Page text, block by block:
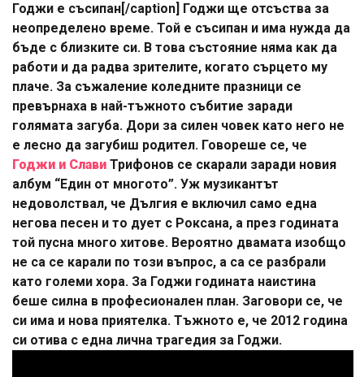
Годжи е съсипан[/caption] Годжи ще отсъства за
неопределено време. Той е съсипан и има нужда да
бъде с близките си. В това състояние няма как да
работи и да радва зрителите, когато сърцето му
плаче. За съжаление коледните празници се
превърнаха в най-тъжното събитие заради
голямата загуба. Дори за силен човек като него не
е лесно да загубиш родител. Говореше се, че
Годжи и Слави Трифонов се скарали заради новия
албум “Един от многото”. Уж музикантът
недоволствал, че Дългия е включил само една
негова песен и то дует с Роксана, а през годината
той пусна много хитове. Вероятно двамата изобщо
не са се карали по този въпрос, а са се разбрали
като големи хора. За Годжи годината наистина
беше силна в професионален план. Заговори се, че
си има и нова приятелка. Тъжното е, че 2012 година
си отива с една лична трагедия за Годжи.